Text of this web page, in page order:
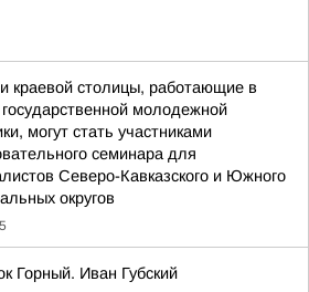
краевой столицы, работающие в
молодежной
могут стать участниками
семинара для
Северо-Кавказского и Южного
округов
Горный. Иван Губский